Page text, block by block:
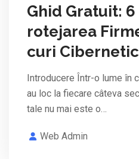
Ghid Gratuit:
rotejarea
curi
Introducere Într-o lume în
au loc la fiecare câteva
tale nu mai este o…
Web Admin